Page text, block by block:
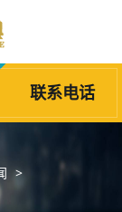
联系电话
>